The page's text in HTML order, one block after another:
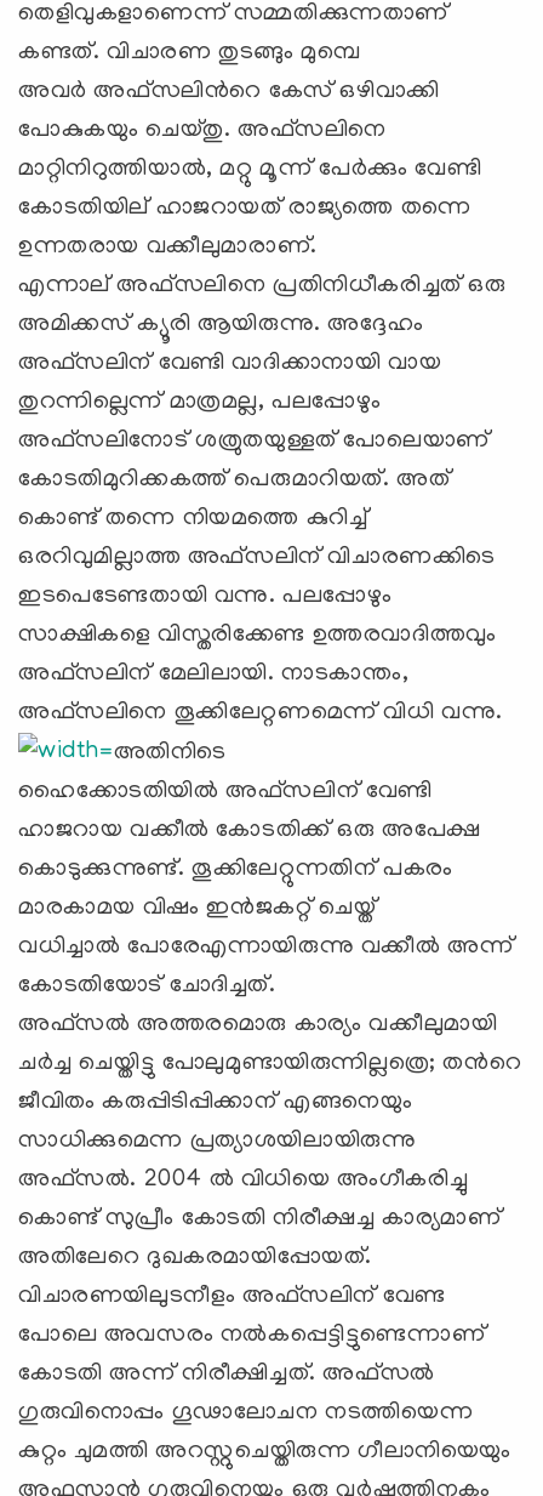
തെളിവുകളാണെന്ന് സമ്മതിക്കുന്നതാണ്
കണ്ടത്. വിചാരണ തുടങ്ങും മുമ്പെ
അവര്‍ അഫ്സലിന്‍റെ കേസ് ഒഴിവാക്കി
പോകുകയും ചെയ്തു. അഫ്സലിനെ
മാറ്റിനിറുത്തിയാല്‍, മറ്റു മൂന്ന് പേര്‍ക്കും വേണ്ടി
കോടതിയില് ‍ഹാജറായത് രാജ്യത്തെ തന്നെ
ഉന്നതരായ വക്കീലുമാരാണ്.
എന്നാല് ‍അഫ്സലിനെ പ്രതിനിധീകരിച്ചത് ഒരു
അമിക്കസ് ക്യൂരി ആയിരുന്നു. അദ്ദേഹം
അഫ്സലിന് വേണ്ടി വാദിക്കാനായി വായ
തുറന്നില്ലെന്ന് മാത്രമല്ല, പലപ്പോഴും
അഫ്സലിനോട് ശത്രുതയുള്ളത് പോലെയാണ്
കോടതിമുറിക്കകത്ത് പെരുമാറിയത്. അത്
കൊണ്ട് തന്നെ നിയമത്തെ കുറിച്ച്
ഒരറിവുമില്ലാത്ത അഫ്സലിന് വിചാരണക്കിടെ
ഇടപെടേണ്ടതായി വന്നു. പലപ്പോഴും
സാക്ഷികളെ വിസ്തരിക്കേണ്ട ഉത്തരവാദിത്തവും
അഫ്സലിന് മേലിലായി. നാടകാന്തം,
അഫ്സലിനെ തൂക്കിലേറ്റണമെന്ന് വിധി വന്നു.
അതിനിടെ
ഹൈക്കോടതിയില്‍ അഫ്സലിന് വേണ്ടി
ഹാജറായ വക്കീല്‍ കോടതിക്ക് ഒരു അപേക്ഷ
കൊടുക്കുന്നുണ്ട്. തൂക്കിലേറ്റുന്നതിന് പകരം
മാരകാമയ വിഷം ഇന്‍ജകറ്റ് ചെയ്ത്
വധിച്ചാല്‍ പോരേഎന്നായിരുന്നു വക്കീല്‍ അന്ന്
കോടതിയോട് ചോദിച്ചത്.
അഫ്സല്‍ അത്തരമൊരു കാര്യം വക്കീലുമായി
ചര്‍ച്ച ചെയ്തിട്ടു പോലുമുണ്ടായിരുന്നില്ലത്രെ; തന്‍റെ
ജീവിതം കരുപ്പിടിപ്പിക്കാന് എങ്ങനെയും
സാധിക്കുമെന്ന പ്രത്യാശയിലായിരുന്നു
അഫ്സല്‍. 2004 ല്‍ വിധിയെ അംഗീകരിച്ചു
കൊണ്ട് സുപ്രീം കോടതി നിരീക്ഷച്ച കാര്യമാണ്
അതിലേറെ ദുഖകരമായിപ്പോയത്.
വിചാരണയിലുടനീളം അഫ്സലിന് വേണ്ട
പോലെ അവസരം നല്‍കപ്പെട്ടിട്ടുണ്ടെന്നാണ്
കോടതി അന്ന് നിരീക്ഷിച്ചത്. അഫ്സല്‍
ഗുരുവിനൊപ്പം ഗൂഢാലോചന നടത്തിയെന്ന
കുറ്റം ചുമത്തി അറസ്റ്റുചെയ്തിരുന്ന ഗീലാനിയെയും